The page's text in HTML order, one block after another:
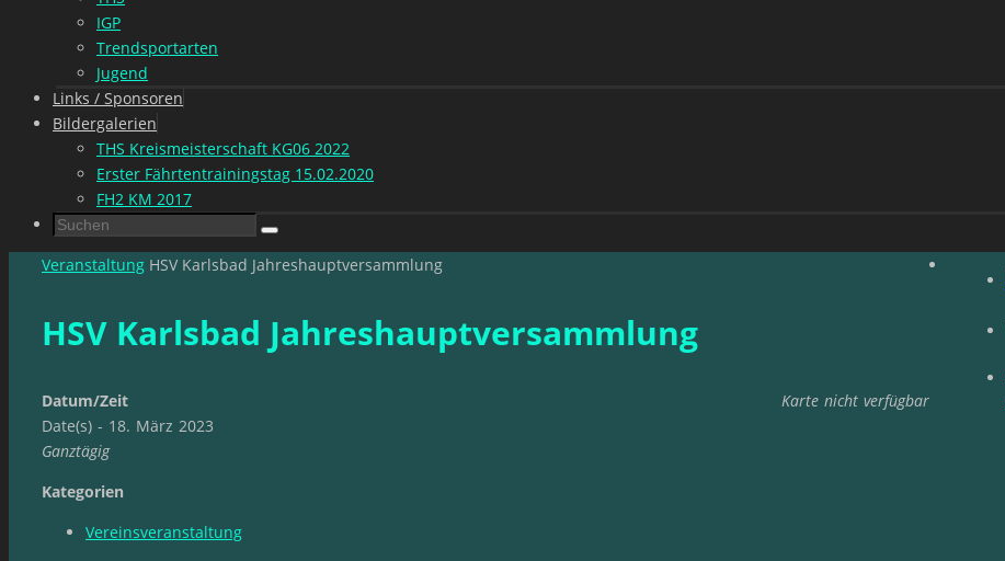
IGP
Trendsportarten
Jugend
Links / Sponsoren
Bildergalerien
THS Kreismeisterschaft KG06 2022
Erster Fährtentrainingstag 15.02.2020
FH2 KM 2017
Suchen
nach:
Suchen
Start
Veranstaltung HSV Karlsbad Jahreshauptversammlung
HSV Karlsbad Jahreshauptversammlung
Karte nicht verfügbar
Datum/Zeit
Date(s) - 18. März 2023
Ganztägig
Kategorien
Vereinsveranstaltung